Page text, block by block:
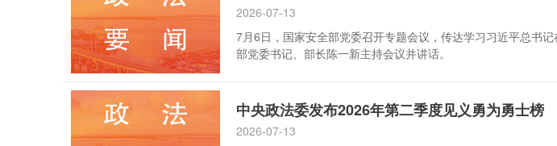
2026-07-13
7月6日，国家安全部党委召开专题会议，传达学习习近平总书
部党委书记、部长陈一新主持会议并讲话。
中央政法委发布2026年第二季度见义勇为勇士榜
2026-07-13